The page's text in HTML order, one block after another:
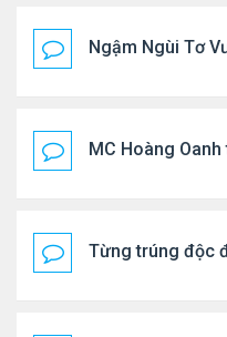
Ngậm Ngùi Tơ
MC Hoàng Oanh
Từng trúng độc